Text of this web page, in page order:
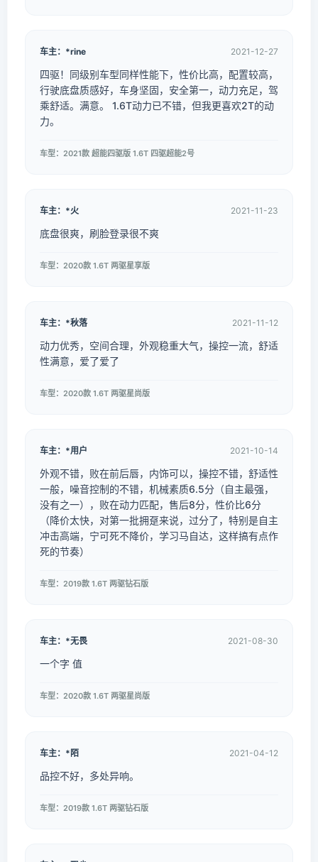
车主：*rine 2021-12-27
四驱！同级别车型同样性能下，性价比高，配置较高，
行驶底盘质感好，车身坚固，安全第一，动力充足，驾
乘舒适。满意。 1.6T动力已不错，但我更喜欢2T的动
力。
车型：2021款 超能四驱版 1.6T 四驱超能2号
车主：*火 2021-11-23
底盘很爽，刷脸登录很不爽
车型：2020款 1.6T 两驱星享版
车主：*秋落 2021-11-12
动力优秀，空间合理，外观稳重大气，操控一流，舒适
性满意，爱了爱了
车型：2020款 1.6T 两驱星尚版
车主：*用户 2021-10-14
外观不错，败在前后唇，内饰可以，操控不错，舒适性
一般，噪音控制的不错，机械素质6.5分（自主最强，
没有之一），败在动力匹配，售后8分，性价比6分
（降价太快，对第一批拥趸来说，过分了，特别是自主
冲击高端，宁可死不降价，学习马自达，这样搞有点作
死的节奏）
车型：2019款 1.6T 两驱钻石版
车主：*无畏 2021-08-30
一个字 值
车型：2020款 1.6T 两驱星尚版
车主：*陌 2021-04-12
品控不好，多处异响。
车型：2019款 1.6T 两驱钻石版